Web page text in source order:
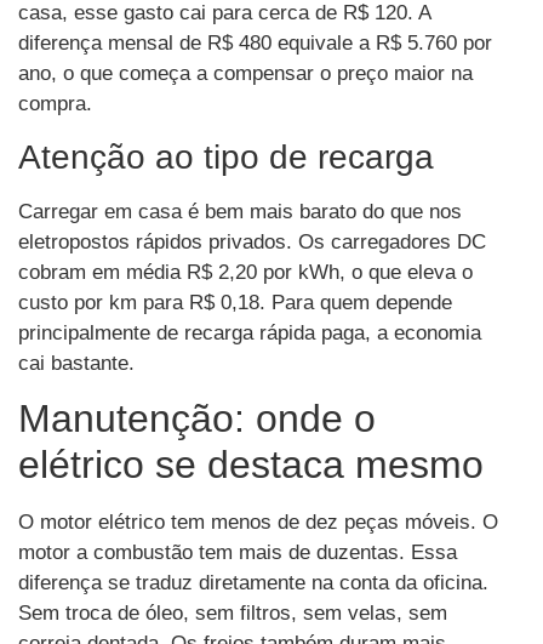
casa, esse gasto cai para cerca de R$ 120. A
diferença mensal de R$ 480 equivale a R$ 5.760 por
ano, o que começa a compensar o preço maior na
compra.
Atenção ao tipo de recarga
Carregar em casa é bem mais barato do que nos
eletropostos rápidos privados. Os carregadores DC
cobram em média R$ 2,20 por kWh, o que eleva o
custo por km para R$ 0,18. Para quem depende
principalmente de recarga rápida paga, a economia
cai bastante.
Manutenção: onde o
elétrico se destaca mesmo
O motor elétrico tem menos de dez peças móveis. O
motor a combustão tem mais de duzentas. Essa
diferença se traduz diretamente na conta da oficina.
Sem troca de óleo, sem filtros, sem velas, sem